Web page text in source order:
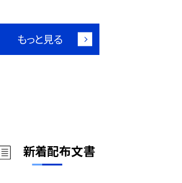
もっと見る
新着配布文書